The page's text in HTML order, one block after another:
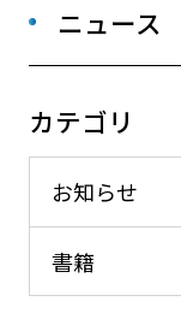
ニュース
カテゴリ
お知らせ
書籍